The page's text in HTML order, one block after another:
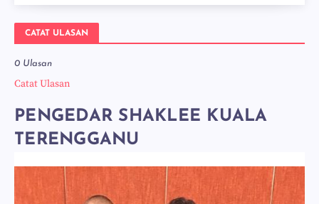
CATAT ULASAN
0 Ulasan
Catat Ulasan
PENGEDAR SHAKLEE KUALA
TERENGGANU